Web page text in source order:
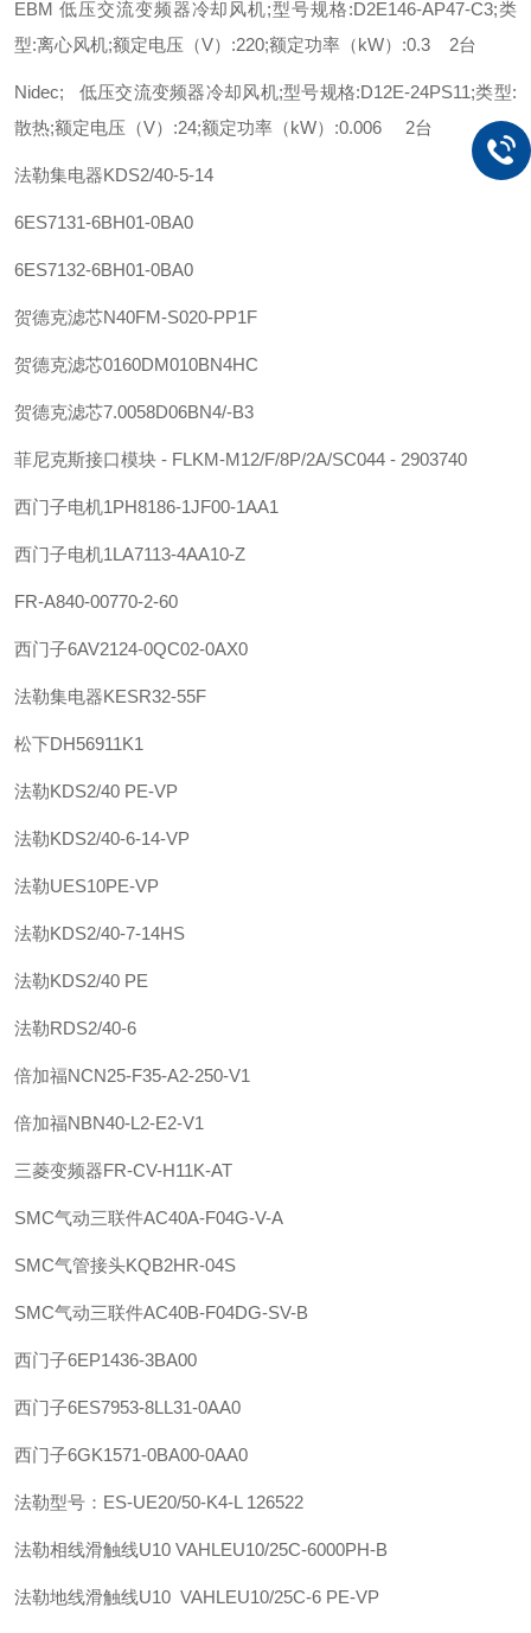
EBM 低压交流变频器冷却风机;型号规格:D2E146-AP47-C3;类
型:离心风机;额定电压（V）:220;额定功率（kW）:0.3 2台
Nidec; 低压交流变频器冷却风机;型号规格:D12E-24PS11;类型:
散热;额定电压（V）:24;额定功率（kW）:0.006 2台
法勒集电器KDS2/40-5-14
6ES7131-6BH01-0BA0
6ES7132-6BH01-0BA0
贺德克滤芯N40FM-S020-PP1F
贺德克滤芯0160DM010BN4HC
贺德克滤芯7.0058D06BN4/-B3
菲尼克斯接口模块 - FLKM-M12/F/8P/2A/SC044 - 2903740
西门子电机1PH8186-1JF00-1AA1
西门子电机1LA7113-4AA10-Z
FR-A840-00770-2-60
西门子6AV2124-0QC02-0AX0
法勒集电器KESR32-55F
松下DH56911K1
法勒KDS2/40 PE-VP
法勒KDS2/40-6-14-VP
法勒UES10PE-VP
法勒KDS2/40-7-14HS
法勒KDS2/40 PE
法勒RDS2/40-6
倍加福NCN25-F35-A2-250-V1
倍加福NBN40-L2-E2-V1
三菱变频器FR-CV-H11K-AT
SMC气动三联件AC40A-F04G-V-A
SMC气管接头KQB2HR-04S
SMC气动三联件AC40B-F04DG-SV-B
西门子6EP1436-3BA00
西门子6ES7953-8LL31-0AA0
西门子6GK1571-0BA00-0AA0
法勒型号：ES-UE20/50-K4-L 126522
法勒相线滑触线U10 VAHLEU10/25C-6000PH-B
法勒地线滑触线U10 VAHLEU10/25C-6 PE-VP